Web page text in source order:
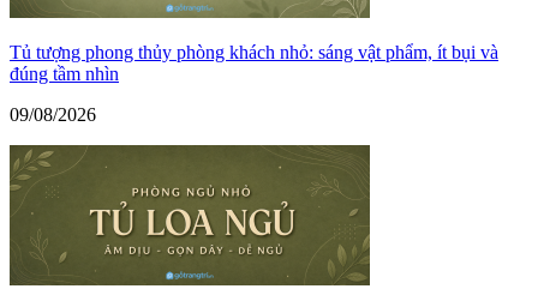
Tủ tượng phong thủy phòng khách nhỏ: sáng vật phẩm, ít bụi và
đúng tầm nhìn
09/08/2026